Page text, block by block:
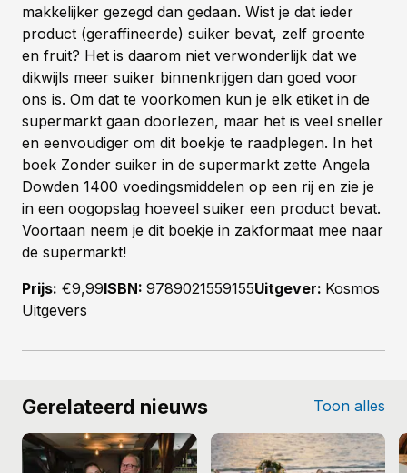
makkelijker gezegd dan gedaan. Wist je dat ieder
product (geraffineerde) suiker bevat, zelf groente
en fruit? Het is daarom niet verwonderlijk dat we
dikwijls meer suiker binnenkrijgen dan goed voor
ons is. Om dat te voorkomen kun je elk etiket in de
supermarkt gaan doorlezen, maar het is veel sneller
en eenvoudiger om dit boekje te raadplegen. In het
boek Zonder suiker in de supermarkt zette Angela
Dowden 1400 voedingsmiddelen op een rij en zie je
in een oogopslag hoeveel suiker een product bevat.
Voortaan neem je dit boekje in zakformaat mee naar
de supermarkt!
Prijs: €9,99ISBN: 9789021559155Uitgever: Kosmos
Uitgevers
Gerelateerd nieuws Toon alles